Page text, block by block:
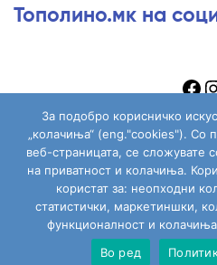
Тополино.мк на
За подобро корисничко
„колачиња“ (eng."cookies"). Со
веб-страницата, се сложувате
на приватност и колачиња.
користат за: неопходни
статистички, маркетиншки,
функционалност и
Во ред